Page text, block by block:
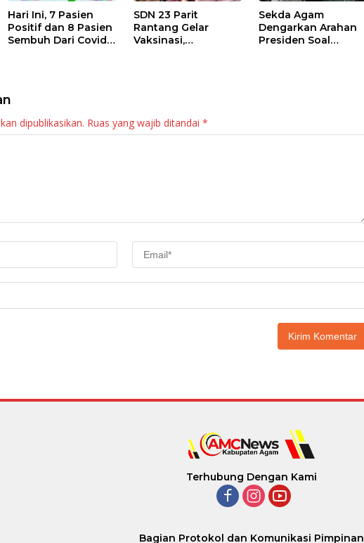
Hari Ini, 7 Pasien
Positif dan 8 Pasien
Sembuh Dari Covid-
SDN 23 Parit
Rantang Gelar
Vaksinasi,
Sekda Agam
Dengarkan Arahan
Presiden Soal
dipublikasikan. Ruas yang wajib ditandai *
Terhubung Dengan Kami
Bagian Protokol dan Komunikasi Pimpinan